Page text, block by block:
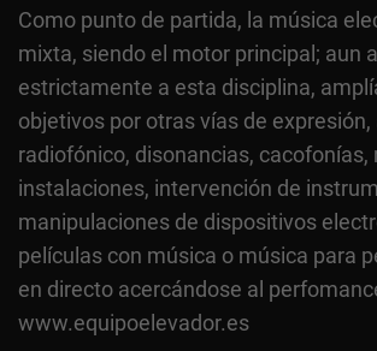
Como punto de partida, la música
mixta, siendo el motor principal; aun
estrictamente a esta disciplina,
objetivos por otras vías de expresión,
radiofónico, disonancias, cacofonías,
instalaciones, intervención de
manipulaciones de dispositivos
películas con música o música para
en directo acercándose al
www.equipoelevador.es